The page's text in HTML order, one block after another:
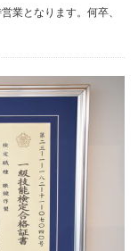
業となります。何卒、